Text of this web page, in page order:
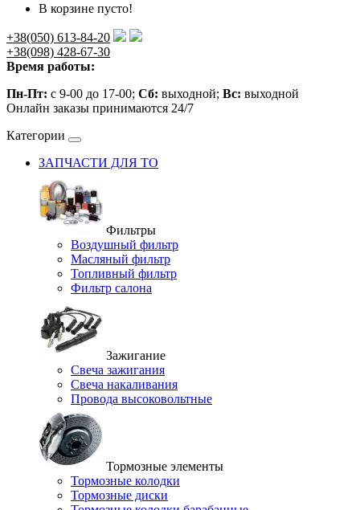
В корзине пусто!
+38(050) 613-84-20
+38(098) 428-67-30
Время работы:
Пн-Пт: с 9-00 до 17-00; Сб: выходной; Вс: выходной
Онлайн заказы принимаются 24/7
Категории
ЗАПЧАСТИ ДЛЯ ТО
Фильтры
Воздушный фильтр
Масляный фильтр
Топливный фильтр
Фильтр салона
Зажигание
Свеча зажигания
Свеча накаливания
Провода высоковольтные
Тормозные элементы
Тормозные колодки
Тормозные диски